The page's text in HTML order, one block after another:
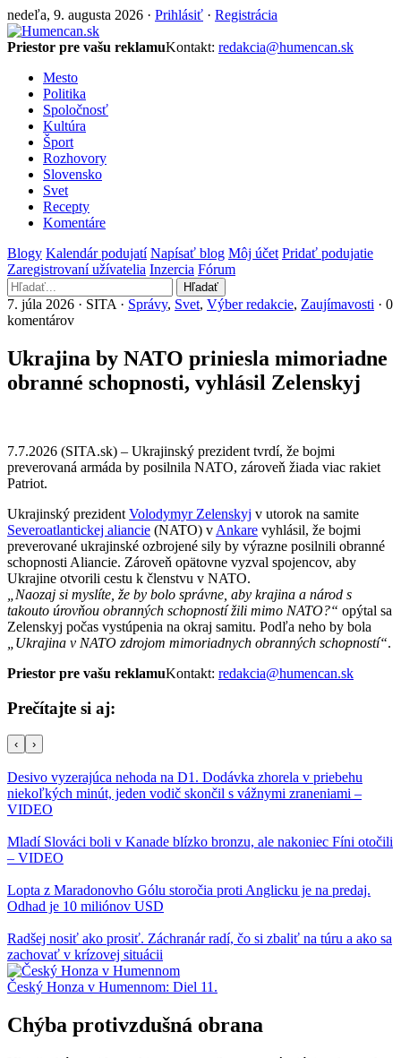
nedeľa, 9. augusta 2026 · Prihlásiť · Registrácia
Priestor pre vašu reklamuKontakt: redakcia@humencan.sk
Mesto
Politika
Spoločnosť
Kultúra
Šport
Rozhovory
Slovensko
Svet
Recepty
Komentáre
Blogy Kalendár podujatí Napísať blog Môj účet Pridať podujatie
Zaregistrovaní užívatelia Inzercia Fórum
Hľadať
7. júla 2026 · SITA · Správy, Svet, Výber redakcie, Zaujímavosti · 0
komentárov
Ukrajina by NATO priniesla mimoriadne
obranné schopnosti, vyhlásil Zelenskyj
7.7.2026 (SITA.sk) – Ukrajinský prezident tvrdí, že bojmi
preverovaná armáda by posilnila NATO, zároveň žiada viac rakiet
Patriot.
Ukrajinský prezident Volodymyr Zelenskyj v utorok na samite
Severoatlantickej aliancie (NATO) v Ankare vyhlásil, že bojmi
preverované ukrajinské ozbrojené sily by výrazne posilnili obranné
schopnosti Aliancie. Zároveň opätovne vyzval spojencov, aby
Ukrajine otvorili cestu k členstvu v NATO.
„Naozaj si myslíte, že by bolo správne, aby krajina a národ s
takouto úrovňou obranných schopností žili mimo NATO?“ opýtal sa
Zelenskyj počas vystúpenia na okraj samitu. Podľa neho by bola
„Ukrajina v NATO zdrojom mimoriadnych obranných schopností“.
Priestor pre vašu reklamuKontakt: redakcia@humencan.sk
Prečítajte si aj:
‹ ›
Desivo vyzerajúca nehoda na D1. Dodávka zhorela v priebehu
niekoľkých minút, jeden vodič skončil s vážnymi zraneniami –
VIDEO
Mladí Slováci boli v Kanade blízko bronzu, ale nakoniec Fíni otočili
– VIDEO
Lopta z Maradonovho Gólu storočia proti Anglicku je na predaj.
Odhad je 10 miliónov USD
Radšej nosiť ako prosiť. Záchranár radí, čo si zbaliť na túru a ako sa
zachovať v krízovej situácii
Český Honza v Humennom: Diel 11.
Chýba protivzdušná obrana